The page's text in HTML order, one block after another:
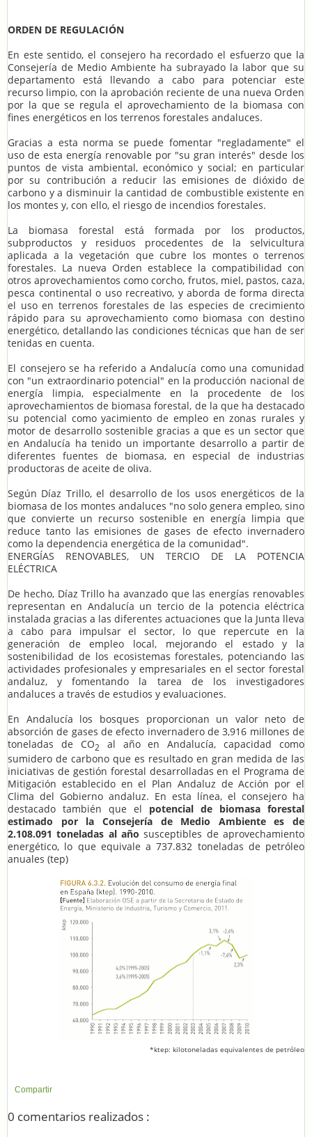
ORDEN DE REGULACIÓN
En este sentido, el consejero ha recordado el esfuerzo que la
Consejería de Medio Ambiente ha subrayado la labor que su
departamento está llevando a cabo para potenciar este
recurso limpio, con la aprobación reciente de una nueva Orden
por la que se regula el aprovechamiento de la biomasa con
fines energéticos en los terrenos forestales andaluces.
Gracias a esta norma se puede fomentar "regladamente" el
uso de esta energía renovable por "su gran interés" desde los
puntos de vista ambiental, económico y social; en particular
por su contribución a reducir las emisiones de dióxido de
carbono y a disminuir la cantidad de combustible existente en
los montes y, con ello, el riesgo de incendios forestales.
La biomasa forestal está formada por los productos,
subproductos y residuos procedentes de la selvicultura
aplicada a la vegetación que cubre los montes o terrenos
forestales. La nueva Orden establece la compatibilidad con
otros aprovechamientos como corcho, frutos, miel, pastos, caza,
pesca continental o uso recreativo, y aborda de forma directa
el uso en terrenos forestales de las especies de crecimiento
rápido para su aprovechamiento como biomasa con destino
energético, detallando las condiciones técnicas que han de ser
tenidas en cuenta.
El consejero se ha referido a Andalucía como una comunidad
con "un extraordinario potencial" en la producción nacional de
energía limpia, especialmente en la procedente de los
aprovechamientos de biomasa forestal, de la que ha destacado
su potencial como yacimiento de empleo en zonas rurales y
motor de desarrollo sostenible gracias a que es un sector que
en Andalucía ha tenido un importante desarrollo a partir de
diferentes fuentes de biomasa, en especial de industrias
productoras de aceite de oliva.
Según Díaz Trillo, el desarrollo de los usos energéticos de la
biomasa de los montes andaluces "no solo genera empleo, sino
que convierte un recurso sostenible en energía limpia que
reduce tanto las emisiones de gases de efecto invernadero
como la dependencia energética de la comunidad".
ENERGÍAS RENOVABLES, UN TERCIO DE LA POTENCIA
ELÉCTRICA
De hecho, Díaz Trillo ha avanzado que las energías renovables
representan en Andalucía un tercio de la potencia eléctrica
instalada gracias a las diferentes actuaciones que la Junta lleva
a cabo para impulsar el sector, lo que repercute en la
generación de empleo local, mejorando el estado y la
sostenibilidad de los ecosistemas forestales, potenciando las
actividades profesionales y empresariales en el sector forestal
andaluz, y fomentando la tarea de los investigadores
andaluces a través de estudios y evaluaciones.
En Andalucía los bosques proporcionan un valor neto de
absorción de gases de efecto invernadero de 3,916 millones de
toneladas de CO2
al año en Andalucía, capacidad como
sumidero de carbono que es resultado en gran medida de las
iniciativas de gestión forestal desarrolladas en el Programa de
Mitigación establecido en el Plan Andaluz de Acción por el
Clima del Gobierno andaluz. En esta línea, el consejero ha
destacado también que el potencial de biomasa forestal
estimado por la Consejería de Medio Ambiente es de
2.108.091 toneladas al año susceptibles de aprovechamiento
energético, lo que equivale a 737.832 toneladas de petróleo
anuales (tep)
*ktep: kilotoneladas equivalentes de petróleo
Compartir
0 comentarios realizados :